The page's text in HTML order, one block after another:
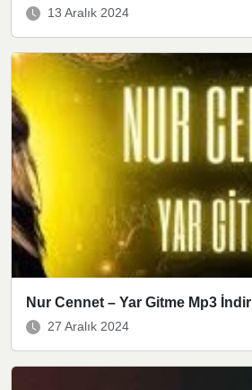
13 Aralık 2024
Nur Cennet – Yar Gitme Mp3 İndir
27 Aralık 2024